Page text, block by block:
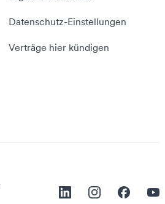
Datenschutz-Einstellungen
Verträge hier kündigen